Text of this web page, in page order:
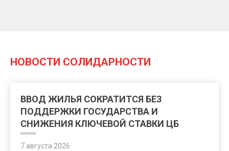
НОВОСТИ СОЛИДАРНОСТИ
ВВОД ЖИЛЬЯ СОКРАТИТСЯ БЕЗ
ПОДДЕРЖКИ ГОСУДАРСТВА И
СНИЖЕНИЯ КЛЮЧЕВОЙ СТАВКИ ЦБ
7 августа 2026